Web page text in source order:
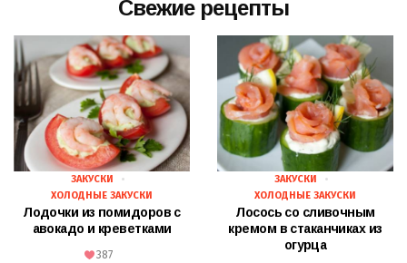
Свежие рецепты
ЗАКУСКИ
ХОЛОДНЫЕ ЗАКУСКИ
Лодочки из помидоров с
авокадо и креветками
387
ЗАКУСКИ
ХОЛОДНЫЕ ЗАКУСКИ
Лосось со сливочным
кремом в стаканчиках из
огурца